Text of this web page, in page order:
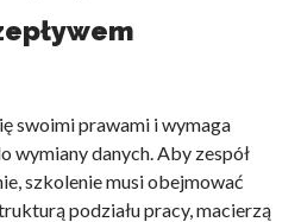
swoimi prawami i wymaga
wymiany danych. Aby zespół
szkolenie musi obejmować
podziału pracy, macierzą